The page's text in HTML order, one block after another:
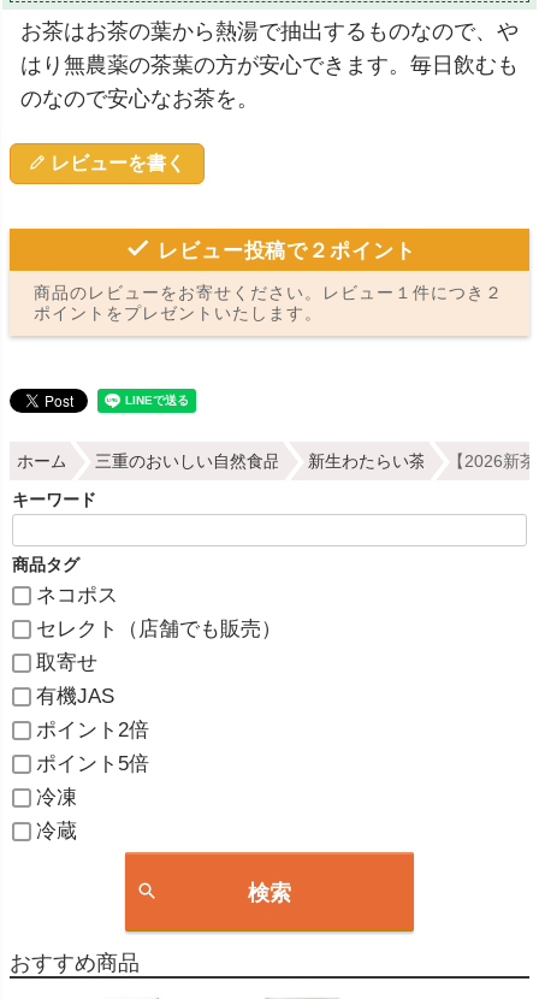
お茶はお茶の葉から熱湯で抽出するものなので、や
はり無農薬の茶葉の方が安心できます。毎日飲むも
のなので安心なお茶を。
レビューを書く
レビュー投稿で２ポイント
商品のレビューをお寄せください。レビュー１件につき２
ポイントをプレゼントいたします。
ホーム 三重のおいしい自然食品 新生わたらい茶 【2026新
キーワード
商品タグ
ネコポス
セレクト（店舗でも販売）
取寄せ
有機JAS
ポイント2倍
ポイント5倍
冷凍
冷蔵
検索
おすすめ商品